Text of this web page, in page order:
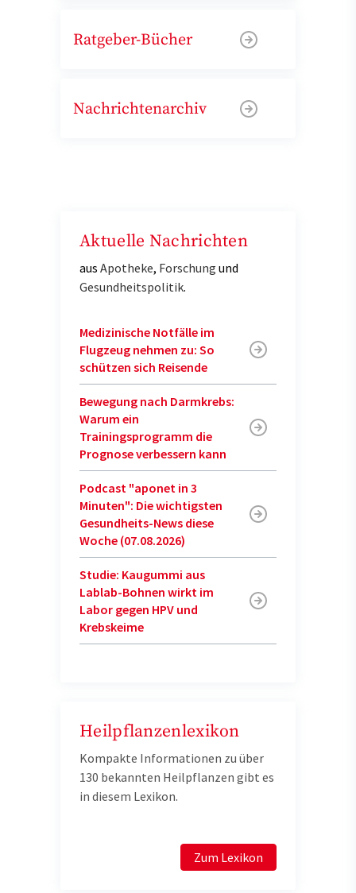
Ratgeber-Bücher
Nachrichtenarchiv
Aktuelle Nachrichten
aus Apotheke, Forschung und
Gesundheitspolitik.
Medizinische Notfälle im
Flugzeug nehmen zu: So
schützen sich Reisende
Bewegung nach Darmkrebs:
Warum ein
Trainingsprogramm die
Prognose verbessern kann
Podcast "aponet in 3
Minuten": Die wichtigsten
Gesundheits-News diese
Woche (07.08.2026)
Studie: Kaugummi aus
Lablab-Bohnen wirkt im
Labor gegen HPV und
Krebskeime
Heilpflanzenlexikon
Kompakte Informationen zu über
130 bekannten Heilpflanzen gibt es
in diesem Lexikon.
Zum Lexikon